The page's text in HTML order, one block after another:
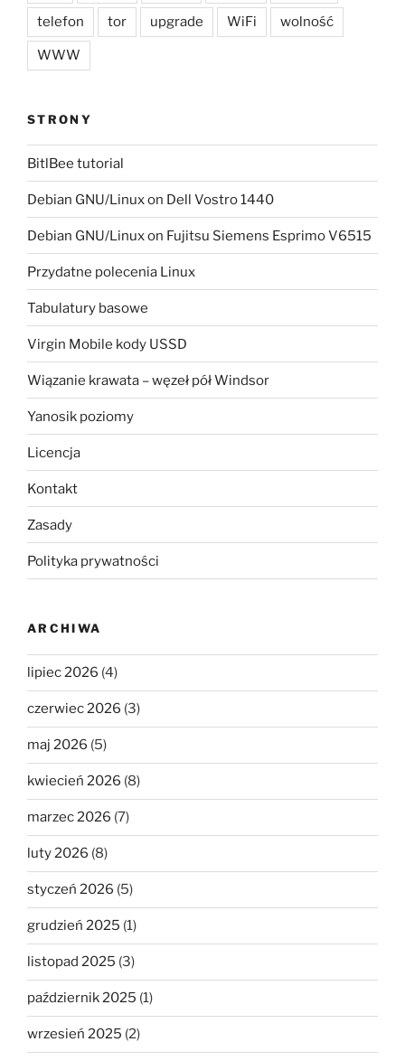
telefon tor upgrade WiFi wolność
WWW
STRONY
BitlBee tutorial
Debian GNU/Linux on Dell Vostro 1440
Debian GNU/Linux on Fujitsu Siemens Esprimo V6515
Przydatne polecenia Linux
Tabulatury basowe
Virgin Mobile kody USSD
Wiązanie krawata – węzeł pół Windsor
Yanosik poziomy
Licencja
Kontakt
Zasady
Polityka prywatności
ARCHIWA
lipiec 2026 (4)
czerwiec 2026 (3)
maj 2026 (5)
kwiecień 2026 (8)
marzec 2026 (7)
luty 2026 (8)
styczeń 2026 (5)
grudzień 2025 (1)
listopad 2025 (3)
październik 2025 (1)
wrzesień 2025 (2)